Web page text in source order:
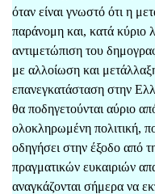
όταν είναι γνωστό ότι η
παράνομη και, κατά
αντιμετώπιση του
με αλλοίωση και
επανεγκατάσταση στην
θα ποδηγετούνται αύριο
ολοκληρωμένη πολιτική,
οδηγήσει στην έξοδο από
πραγματικών ευκαιριών
αναγκάζονται σήμερα να